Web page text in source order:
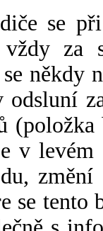
se
za
se někdy
v
se tento